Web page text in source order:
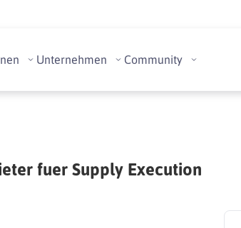
Unternehmen Community
fuer Supply Execution